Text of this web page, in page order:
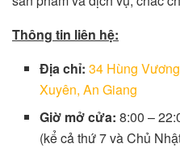
Thông tin liên hệ:
Địa chỉ: 34 Hùng
Xuyên, An Giang
Giờ mở cửa: 8:00 –
(kể cả thứ 7 và Chủ